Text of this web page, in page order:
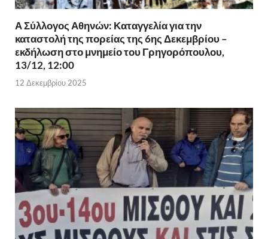
Α Σύλλογος Αθηνών: Καταγγελία για την
καταστολή της πορείας της 6ης Δεκεμβρίου –
εκδήλωση στο μνημείο του Γρηγορόπουλου,
13/12, 12:00
12 Δεκεμβρίου 2025